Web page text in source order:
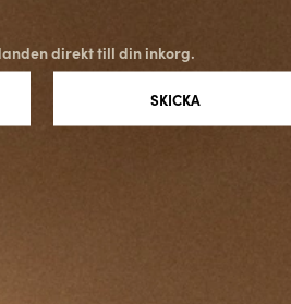
direkt till din inkorg.